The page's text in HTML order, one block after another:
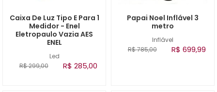
Led
Caixa De Luz Tipo E Para 1
Medidor - Enel
Eletropaulo Vazia AES
ENEL
R$ 299,00 R$ 285,00
Inflável
Papai Noel Inflável 3
metro
R$ 785,00 R$ 699,99